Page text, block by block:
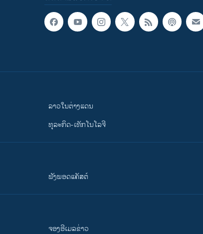
ລາວໃນຕ່າງແດນ
ທຸລະກິດ-ເທັກໂນໂລຈີ
ຟັງພອດແຄັສຕ໌
ຈອງອີເມລຂ່າວ